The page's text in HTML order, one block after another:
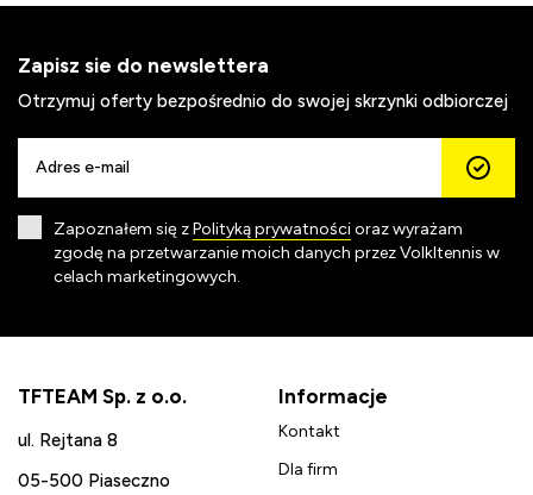
Zapisz sie do newslettera
Otrzymuj oferty bezpośrednio do swojej skrzynki odbiorczej
Zapoznałem się zPolityką prywatnościoraz wyrażam
zgodę na przetwarzanie moich danych przez Volkltennis w
celach marketingowych.
TFTEAM Sp. z o.o.
ul. Rejtana 8
05-500 Piaseczno
Informacje
Kontakt
Dla firm